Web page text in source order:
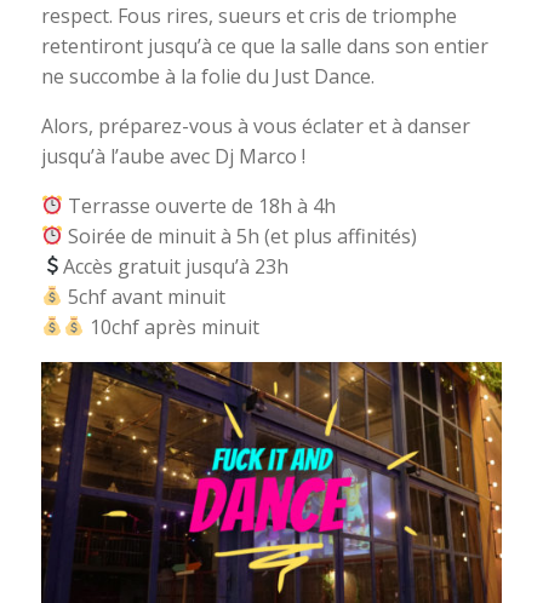
respect. Fous rires, sueurs et cris de triomphe
retentiront jusqu’à ce que la salle dans son entier
ne succombe à la folie du Just Dance.
Alors, préparez-vous à vous éclater et à danser
jusqu’à l’aube avec Dj Marco !
Terrasse ouverte de 18h à 4h
Soirée de minuit à 5h (et plus affinités)
Accès gratuit jusqu’à 23h
5chf avant minuit
10chf après minuit